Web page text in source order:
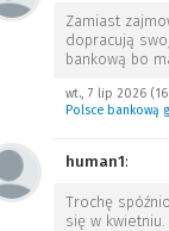
Zamiast
dopracują
bankową bo
wt., 7 lip 2026
Polsce bankową
human1:
Trochę
się w kwietniu.